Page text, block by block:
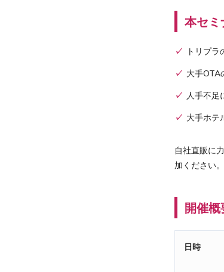
本セミ
トリプ
大手OTA
人手不足
大手ホテ
自社直販に
加ください。
開催概
日時